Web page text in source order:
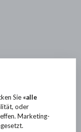
Sie «alle
oder
Marketing-